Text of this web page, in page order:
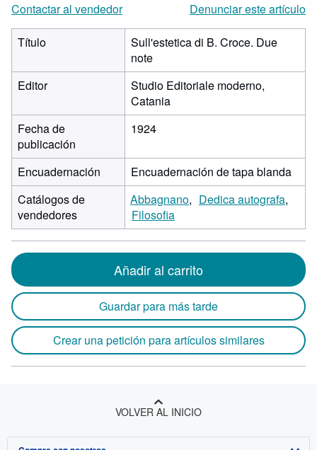
Contactar al vendedor
Denunciar este artículo
Título
Sull'estetica di B. Croce. Due
note
Editor
Studio Editoriale moderno,
Catania
Fecha de
publicación
1924
Encuadernación
Encuadernación de tapa blanda
Catálogos de
vendedores
Abbagnano
Dedica autografa
Filosofia
Añadir al carrito
Guardar para más tarde
Crear una petición para artículos similares
VOLVER AL INICIO